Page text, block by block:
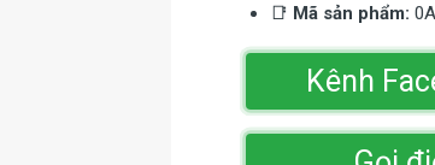
📑 Mã sản phẩm:
Kênh